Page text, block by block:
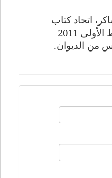
اتحاد كتاب
2011
من الديوان.